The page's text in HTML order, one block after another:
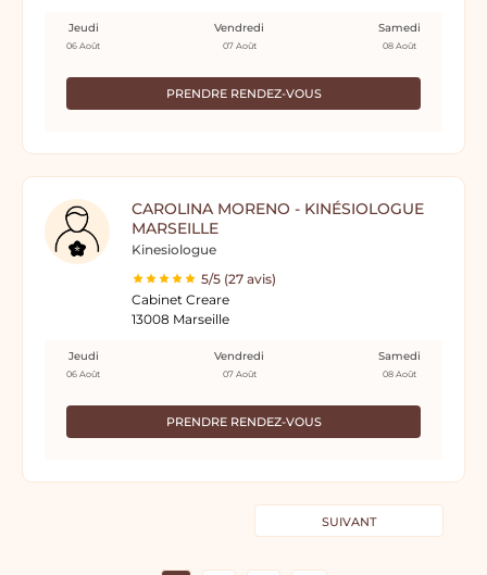
PRENDRE RENDEZ-VOUS
Jeudi
06 Août
Vendredi
07 Août
Samedi
08 Août
CAROLINA MORENO - KINÉSIOLOGUE
MARSEILLE
Kinesiologue
5/5 (27 avis)
Cabinet Creare
13008 Marseille
PRENDRE RENDEZ-VOUS
Jeudi
06 Août
Vendredi
07 Août
Samedi
08 Août
SUIVANT